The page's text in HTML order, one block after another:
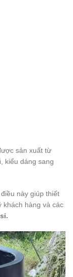
sản xuất từ
kiểu dáng sang
này giúp thiết
khách hàng và các